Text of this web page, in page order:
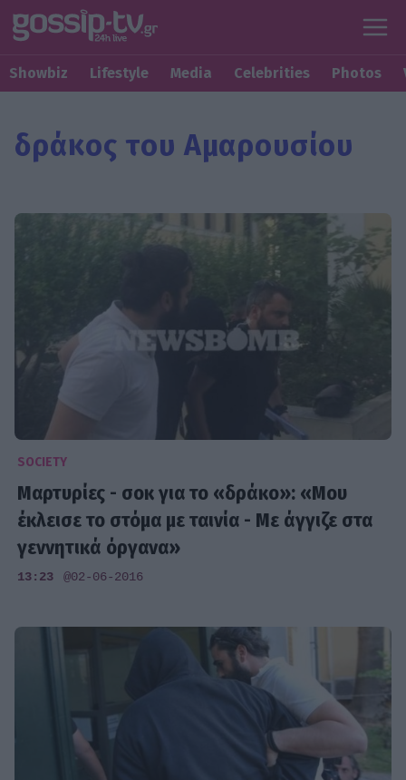
Showbiz Lifestyle Media Celebrities Photos
δράκος του Αμαρουσίου
SOCIETY
Μαρτυρίες - σοκ για το «δράκο»: «Μου
έκλεισε το στόμα με ταινία - Με άγγιζε στα
γεννητικά όργανα»
13:23 @02-06-2016